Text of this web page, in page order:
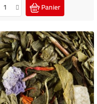
Panier